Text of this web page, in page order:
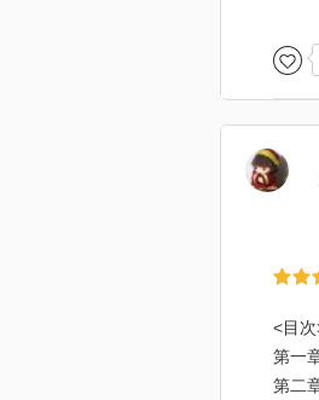
本
しか
著者
よう
戦争
敗
うし
<目
第一
第二